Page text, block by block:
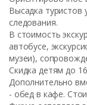
Высадка туристов
следования.
В стоимость
автобусе,
музеи),
Скидка детям до
Дополнительно
- обед в кафе.